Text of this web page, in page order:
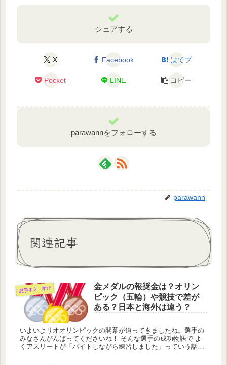
シェアする
X Facebook はてブ
Pocket LINE コピー
parawannをフォローする
parawann
関連記事
雑学ネタ・学び
金メダルの報奨金は？オリン
ピック（五輪）や競技で差が
ある？日本と海外は違う？
いよいよリオオリンピックの開幕が迫ってきましたね。選手の
みなさんがんばってくださいね！ そんな選手の成功物語で よ
くアスリートが「バイトしながら練習しました」っていう話を